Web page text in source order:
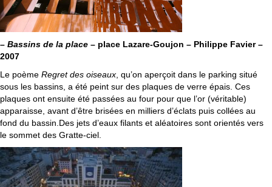
– Bassins de la place – place Lazare-Goujon – Philippe Favier –
2007
Le poème Regret des oiseaux , qu’on aperçoit dans le parking situé
sous les bassins, a été peint sur des plaques de verre épais. Ces
plaques ont ensuite été passées au four pour que l’or (véritable)
apparaisse, avant d’être brisées en milliers d’éclats puis collées au
fond du bassin.Des jets d’eaux filants et aléatoires sont orientés vers
le sommet des Gratte-ciel.